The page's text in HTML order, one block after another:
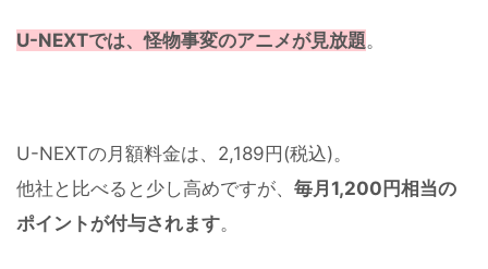
U-NEXTでは、怪物事変のアニメが見放題。
U-NEXTの月額料金は、2,189円(税込)。
他社と比べると少し高めですが、 毎月1,200円相当の
ポイントが付与されます。